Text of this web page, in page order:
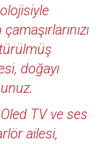
doğayı
TV ve ses
ailesi,